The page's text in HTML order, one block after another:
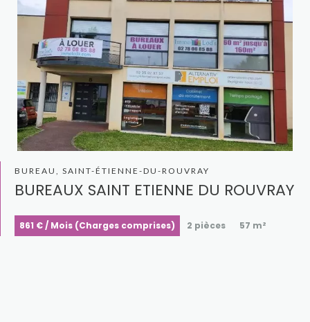
BUREAU, SAINT-ÉTIENNE-DU-ROUVRAY
BUREAUX SAINT ETIENNE DU ROUVRAY
861 € / Mois (Charges comprises) 2 pièces 57 m²